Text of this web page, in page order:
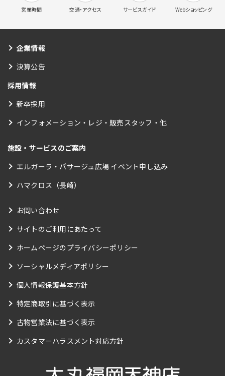
営業時間 交通・アクセス サービスガイド Webショッピング
企業情報
決算公告
採用情報
新卒採用
インフォメーション・レジ・販売スタッフ・他
施設・サービスのご案内
エルガーラ・パサージュ広場 イベント申し込み
ハマクロス（長崎）
お問い合わせ
サイトのご利用にあたって
ホームページのプライバシーポリシー
ソーシャルメディアポリシー
個人情報保護基本方針
特定商取引に基づく表示
古物営業法に基づく表示
カスタマーハラスメント対応方針